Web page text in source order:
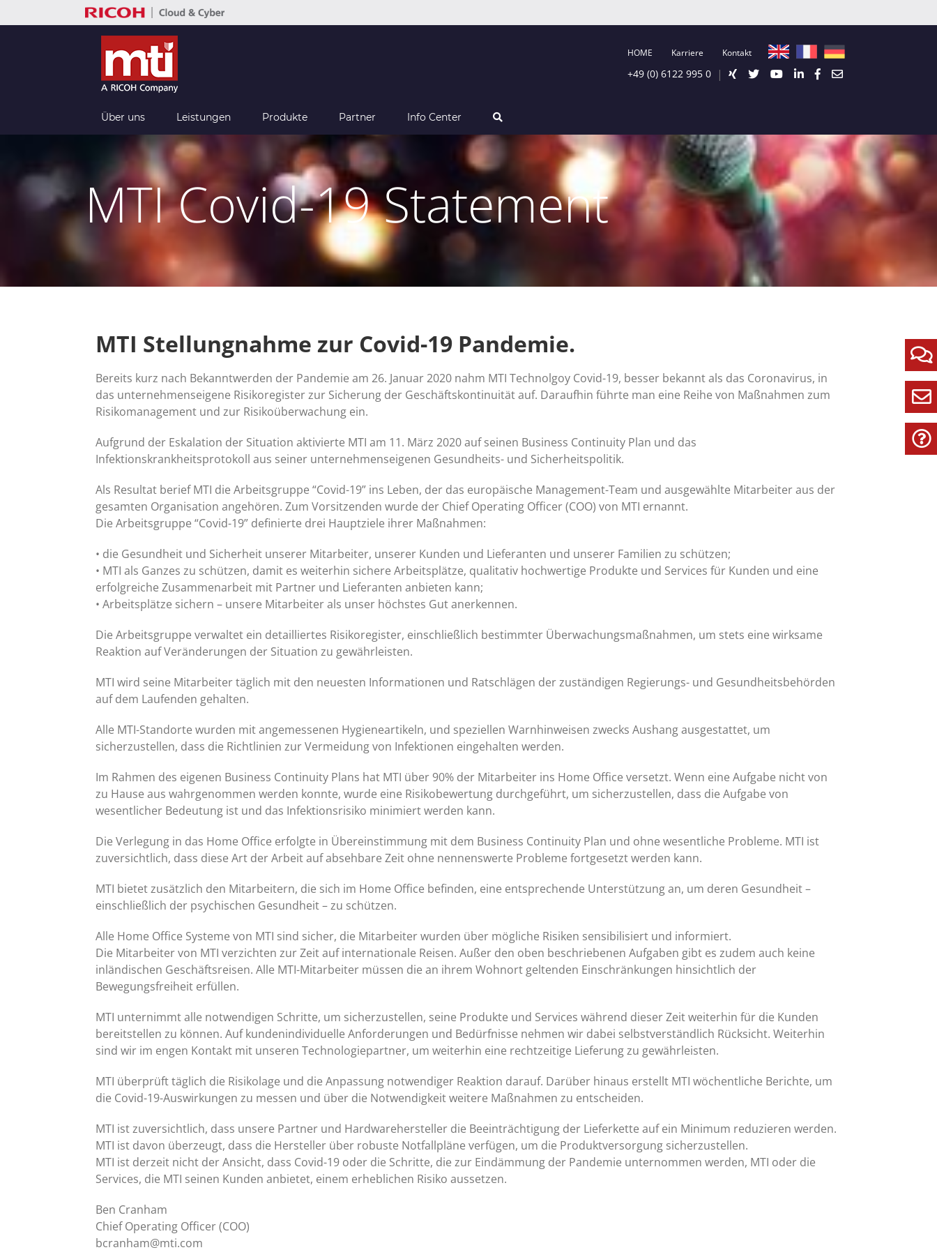
Inhalt
HOME Karriere Kontakt
+49 (0) 6122 995 0 |
Über uns Leistungen Produkte Partner Info Center
MTI Covid-19 Statement
MTI Stellungnahme zur Covid-19 Pandemie.
Bereits kurz nach Bekanntwerden der Pandemie am 26. Januar 2020 nahm MTI Technolgoy Covid-19, besser bekannt als das Coronavirus, in
das unternehmenseigene Risikoregister zur Sicherung der Geschäftskontinuität auf. Daraufhin führte man eine Reihe von Maßnahmen zum
Risikomanagement und zur Risikoüberwachung ein.
Aufgrund der Eskalation der Situation aktivierte MTI am 11. März 2020 auf seinen Business Continuity Plan und das
Infektionskrankheitsprotokoll aus seiner unternehmenseigenen Gesundheits- und Sicherheitspolitik.
Als Resultat berief MTI die Arbeitsgruppe “Covid-19” ins Leben, der das europäische Management-Team und ausgewählte Mitarbeiter aus der
gesamten Organisation angehören. Zum Vorsitzenden wurde der Chief Operating Officer (COO) von MTI ernannt.
Die Arbeitsgruppe “Covid-19” definierte drei Hauptziele ihrer Maßnahmen:
• die Gesundheit und Sicherheit unserer Mitarbeiter, unserer Kunden und Lieferanten und unserer Familien zu schützen;
• MTI als Ganzes zu schützen, damit es weiterhin sichere Arbeitsplätze, qualitativ hochwertige Produkte und Services für Kunden und eine
erfolgreiche Zusammenarbeit mit Partner und Lieferanten anbieten kann;
• Arbeitsplätze sichern – unsere Mitarbeiter als unser höchstes Gut anerkennen.
Die Arbeitsgruppe verwaltet ein detailliertes Risikoregister, einschließlich bestimmter Überwachungsmaßnahmen, um stets eine wirksame
Reaktion auf Veränderungen der Situation zu gewährleisten.
MTI wird seine Mitarbeiter täglich mit den neuesten Informationen und Ratschlägen der zuständigen Regierungs- und Gesundheitsbehörden
auf dem Laufenden gehalten.
Alle MTI-Standorte wurden mit angemessenen Hygieneartikeln, und speziellen Warnhinweisen zwecks Aushang ausgestattet, um
sicherzustellen, dass die Richtlinien zur Vermeidung von Infektionen eingehalten werden.
Im Rahmen des eigenen Business Continuity Plans hat MTI über 90% der Mitarbeiter ins Home Office versetzt. Wenn eine Aufgabe nicht von
zu Hause aus wahrgenommen werden konnte, wurde eine Risikobewertung durchgeführt, um sicherzustellen, dass die Aufgabe von
wesentlicher Bedeutung ist und das Infektionsrisiko minimiert werden kann.
Die Verlegung in das Home Office erfolgte in Übereinstimmung mit dem Business Continuity Plan und ohne wesentliche Probleme. MTI ist
zuversichtlich, dass diese Art der Arbeit auf absehbare Zeit ohne nennenswerte Probleme fortgesetzt werden kann.
MTI bietet zusätzlich den Mitarbeitern, die sich im Home Office befinden, eine entsprechende Unterstützung an, um deren Gesundheit –
einschließlich der psychischen Gesundheit – zu schützen.
Alle Home Office Systeme von MTI sind sicher, die Mitarbeiter wurden über mögliche Risiken sensibilisiert und informiert.
Die Mitarbeiter von MTI verzichten zur Zeit auf internationale Reisen. Außer den oben beschriebenen Aufgaben gibt es zudem auch keine
inländischen Geschäftsreisen. Alle MTI-Mitarbeiter müssen die an ihrem Wohnort geltenden Einschränkungen hinsichtlich der
Bewegungsfreiheit erfüllen.
MTI unternimmt alle notwendigen Schritte, um sicherzustellen, seine Produkte und Services während dieser Zeit weiterhin für die Kunden
bereitstellen zu können. Auf kundenindividuelle Anforderungen und Bedürfnisse nehmen wir dabei selbstverständlich Rücksicht. Weiterhin
sind wir im engen Kontakt mit unseren Technologiepartner, um weiterhin eine rechtzeitige Lieferung zu gewährleisten.
MTI überprüft täglich die Risikolage und die Anpassung notwendiger Reaktion darauf. Darüber hinaus erstellt MTI wöchentliche Berichte, um
die Covid-19-Auswirkungen zu messen und über die Notwendigkeit weitere Maßnahmen zu entscheiden.
MTI ist zuversichtlich, dass unsere Partner und Hardwarehersteller die Beeinträchtigung der Lieferkette auf ein Minimum reduzieren werden.
MTI ist davon überzeugt, dass die Hersteller über robuste Notfallpläne verfügen, um die Produktversorgung sicherzustellen.
MTI ist derzeit nicht der Ansicht, dass Covid-19 oder die Schritte, die zur Eindämmung der Pandemie unternommen werden, MTI oder die
Services, die MTI seinen Kunden anbietet, einem erheblichen Risiko aussetzen.
Ben Cranham
Chief Operating Officer (COO)
bcranham@mti.com